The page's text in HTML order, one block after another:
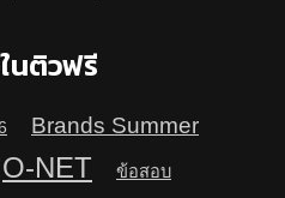
นติวฟรี
Brands Summer
O-NET ข้อสอบ